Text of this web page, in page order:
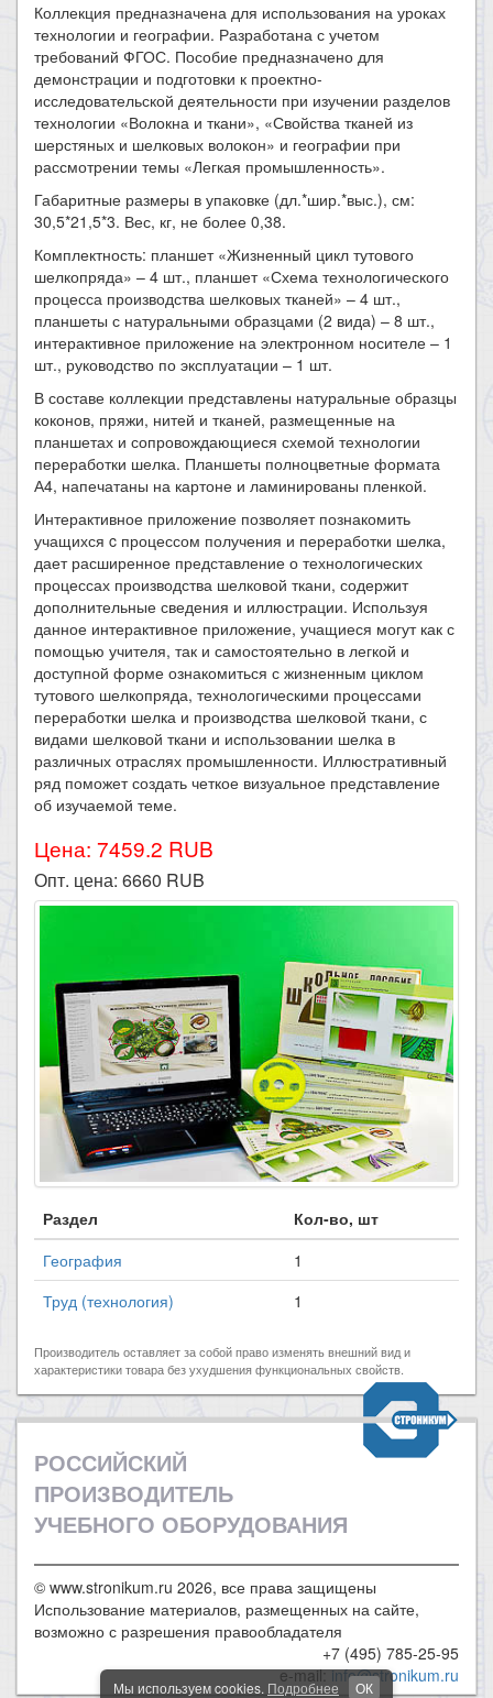
Коллекция предназначена для использования на уроках
технологии и географии. Разработана с учетом
требований ФГОС. Пособие предназначено для
демонстрации и подготовки к проектно-
исследовательской деятельности при изучении разделов
технологии «Волокна и ткани», «Свойства тканей из
шерстяных и шелковых волокон» и географии при
рассмотрении темы «Легкая промышленность».
Габаритные размеры в упаковке (дл.*шир.*выс.), см:
30,5*21,5*3. Вес, кг, не более 0,38.
Комплектность: планшет «Жизненный цикл тутового
шелкопряда» – 4 шт., планшет «Схема технологического
процесса производства шелковых тканей» – 4 шт.,
планшеты с натуральными образцами (2 вида) – 8 шт.,
интерактивное приложение на электронном носителе – 1
шт., руководство по эксплуатации – 1 шт.
В составе коллекции представлены натуральные образцы
коконов, пряжи, нитей и тканей, размещенные на
планшетах и сопровождающиеся схемой технологии
переработки шелка. Планшеты полноцветные формата
А4, напечатаны на картоне и ламинированы пленкой.
Интерактивное приложение позволяет познакомить
учащихся c процессом получения и переработки шелка,
дает расширенное представление о технологических
процессах производства шелковой ткани, содержит
дополнительные сведения и иллюстрации. Используя
данное интерактивное приложение, учащиеся могут как с
помощью учителя, так и самостоятельно в легкой и
доступной форме ознакомиться с жизненным циклом
тутового шелкопряда, технологическими процессами
переработки шелка и производства шелковой ткани, с
видами шелковой ткани и использовании шелка в
различных отраслях промышленности. Иллюстративный
ряд поможет создать четкое визуальное представление
об изучаемой теме.
Цена: 7459.2 RUB
Опт. цена: 6660 RUB
Раздел
Кол-во, шт
География
1
Труд (технология)
1
Производитель оставляет за собой право изменять внешний вид и
характеристики товара без ухудшения функциональных свойств.
РОССИЙСКИЙ
ПРОИЗВОДИТЕЛЬ
УЧЕБНОГО ОБОРУДОВАНИЯ
© www.stronikum.ru 2026, все права защищены
Использование материалов, размещенных на сайте,
возможно с разрешения правообладателя
+7 (495) 785-25-95
e-mail:info@stronikum.ru
Мы используем cookies. Подробнее ОК